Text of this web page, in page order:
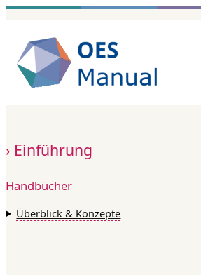
Zum
springen
Einführung
Handbücher
Überblick & Konzepte